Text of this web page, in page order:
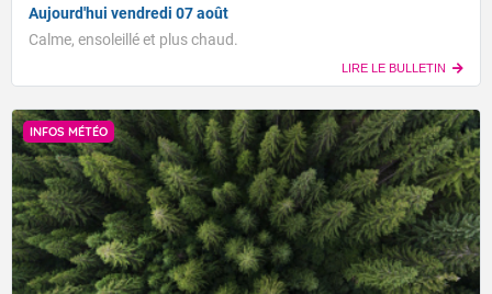
Aujourd'hui vendredi 07 août
Calme, ensoleillé et plus chaud.
LIRE LE BULLETIN
INFOS MÉTÉO